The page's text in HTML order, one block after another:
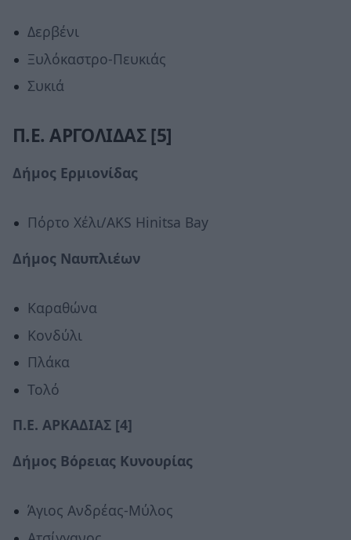
Δερβένι
Ξυλόκαστρο-Πευκιάς
Συκιά
Π.Ε. ΑΡΓΟΛΙΔΑΣ [5]
Δήμος Ερμιονίδας
Πόρτο Χέλι/AKS Hinitsa Bay
Δήμος Ναυπλιέων
Καραθώνα
Κονδύλι
Πλάκα
Τολό
Π.Ε. ΑΡΚΑΔΙΑΣ [4]
Δήμος Βόρειας Κυνουρίας
Άγιος Ανδρέας-Μύλος